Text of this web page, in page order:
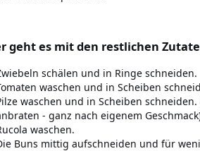
geht es mit den restlichen
schälen und in Ringe schneiden.
waschen und in Scheiben
waschen und in Scheiben
- ganz nach eigenem
waschen.
Buns mittig aufschneiden und für